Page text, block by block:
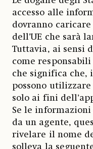
accesso alle
dovranno
dell’UE che sarà
Tuttavia, ai sensi
come
che significa
possono
solo ai fini
Se le
da un agente,
rivelare il nome
solleva la